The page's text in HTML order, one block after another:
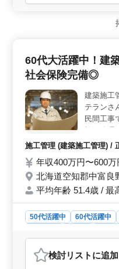
など多様な案件を手がけ
われます。残業は少なめ
す。 ＜必要な資格と
から45万円で、通勤手当
5〜6日で、土曜日は隔週
60代大活躍中！建
社会保険完備◎
建築施工
テランさ
民間工事
り、積算
記記載等
＾ 社会保
採用いた
方！ぜひ
施工管理 (建築施工管理) /
年収400万円〜600
北海道空知郡中富良
平均年齢 51.4歳 / 最
50代活躍中 60代活躍中
おすすめポイント
＜シニアの活躍＞ 60代
検討リスト に追加